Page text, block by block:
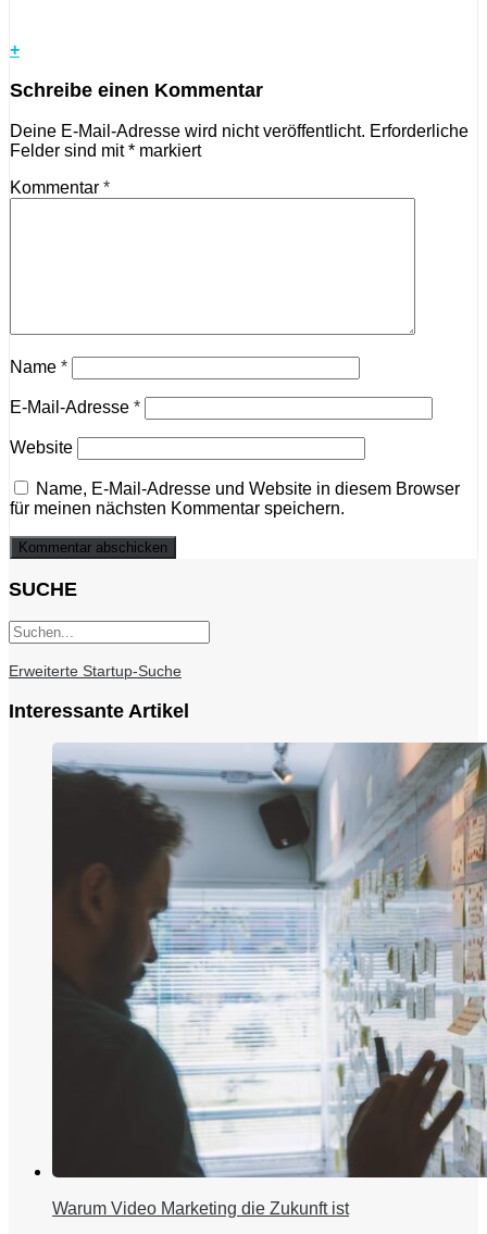
+
Schreibe einen Kommentar
Deine E-Mail-Adresse wird nicht veröffentlicht. Erforderliche
Felder sind mit* markiert
Kommentar *
Name *
E-Mail-Adresse *
Website
Name, E-Mail-Adresse und Website in diesem Browser
für meinen nächsten Kommentar speichern.
SUCHE
Erweiterte Startup-Suche
Interessante Artikel
Warum Video Marketing die Zukunft ist